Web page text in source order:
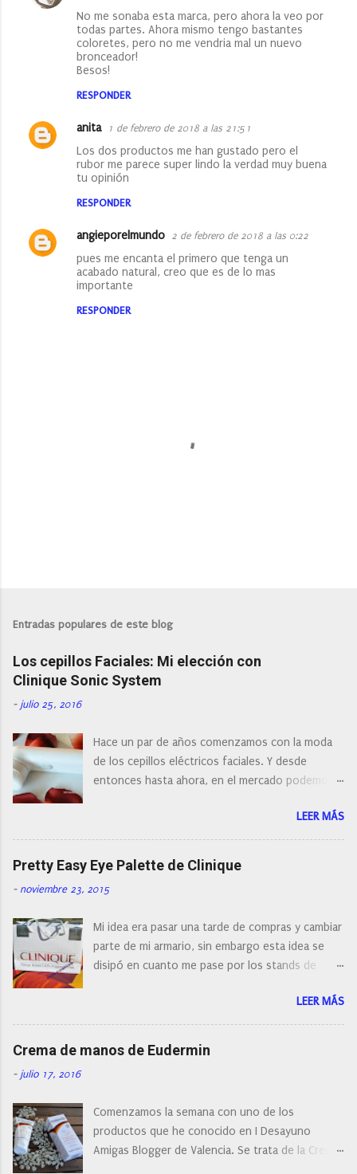
No me sonaba esta marca, pero ahora la veo por
todas partes. Ahora mismo tengo bastantes
coloretes, pero no me vendria mal un nuevo
bronceador!
Besos!
RESPONDER
anita 1 de febrero de 2018 a las 21:51
Los dos productos me han gustado pero el
rubor me parece super lindo la verdad muy buena
tu opinión
RESPONDER
angieporelmundo 2 de febrero de 2018 a las 0:22
pues me encanta el primero que tenga un
acabado natural, creo que es de lo mas
importante
RESPONDER
l
a
r
u
n
o
m
e
n
t
a
o
Entradas populares de este blog
Los cepillos Faciales: Mi elección con
Clinique Sonic System
- julio 25, 2016
Hace un par de años comenzamos con la moda
de los cepillos eléctricos faciales. Y desde
entonces hasta ahora, en el mercado podemos
con diferentes características, a pilas, a batería,
cepillos de rotación o de oscilación... y
naturalmente de todos los precios. Existe en la
actualidad tal variedad, que antes de hacer la
compra debemos de hacernos unas preguntas:
post os voy a dar mi opinión de porque elegí mi
cepillo facial de Clinique
LEER MÁS
Pretty Easy Eye Palette de Clinique
- noviembre 23, 2015
Mi idea era pasar una tarde de compras y cambiar
parte de mi armario, sin embargo esta idea se
disipó en cuanto me pase por los stands de
resistirse a esta paleta de colores de Clinique.
LEER MÁS
Crema de manos de Eudermin
- julio 17, 2016
Comenzamos la semana con uno de los
productos que he conocido en I Desayuno
Amigas Blogger de Valencia. Se trata de la Crema